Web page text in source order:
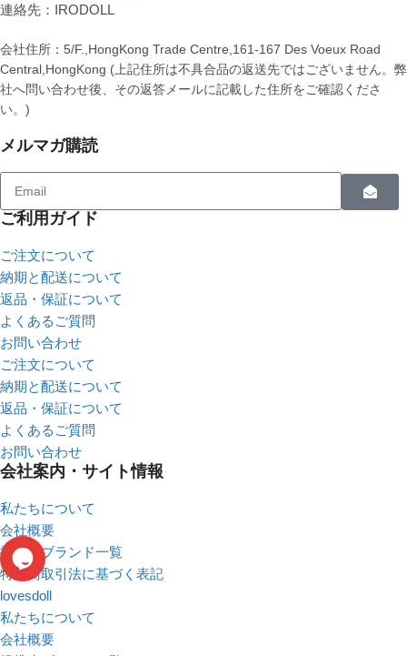
連絡先：IRODOLL
会社住所：5/F.,HongKong Trade Centre,161-167 Des Voeux Road
Central,HongKong (上記住所は不具合品の返送先ではございません。弊
社へ問い合わせ後、その返答メールに記載した住所をご確認くださ
い。)
メルマガ購読
ご利用ガイド
ご注文について
納期と配送について
返品・保証について
よくあるご質問
お問い合わせ
ご注文について
納期と配送について
返品・保証について
よくあるご質問
お問い合わせ
会社案内・サイト情報
私たちについて
会社概要
提携先ブランド一覧
特定商取引法に基づく表記
lovesdoll
私たちについて
会社概要